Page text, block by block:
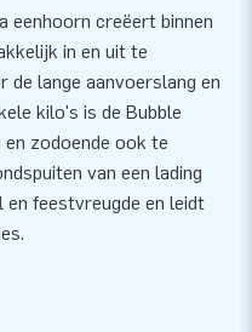
eenhoorn creëert binnen
in en uit te
de lange aanvoerslang en
kilo's is de Bubble
zodoende ook te
van een lading
feestvreugde en leidt